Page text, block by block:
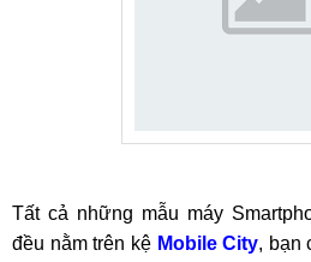
Tất cả những mẫu máy
đều nằm trên kệ Mobile City, bạn